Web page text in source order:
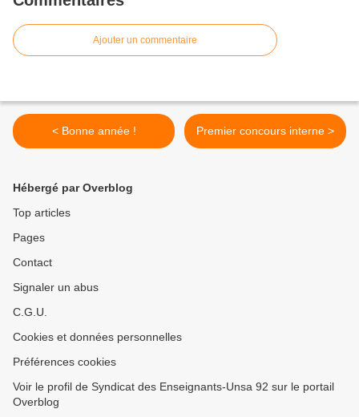
Ajouter un commentaire
< Bonne année ! Premier concours interne >
Hébergé par Overblog
Top articles
Pages
Contact
Signaler un abus
C.G.U.
Cookies et données personnelles
Préférences cookies
Voir le profil de Syndicat des Enseignants-Unsa 92 sur le portail
Overblog